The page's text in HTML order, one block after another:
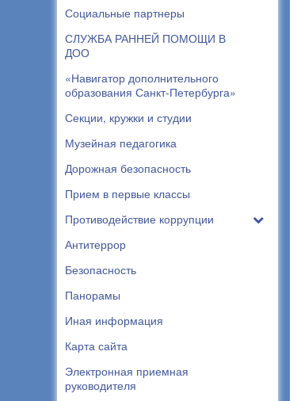
Социальные партнеры
СЛУЖБА РАННЕЙ ПОМОЩИ В
ДОО
«Навигатор дополнительного
образования Санкт-Петербурга»
Секции, кружки и студии
Музейная педагогика
Дорожная безопасность
Прием в первые классы
Противодействие коррупции
Антитеррор
Безопасность
Панорамы
Иная информация
Карта сайта
Электронная приемная
руководителя